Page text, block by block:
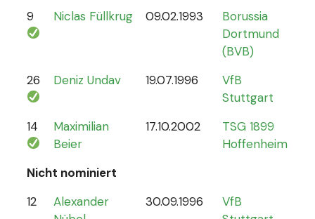
9 Niclas Füllkrug 09.02.1993
Borussia
Dortmund
(BVB)
26 Deniz Undav 19.07.1996
VfB
Stuttgart
14
Maximilian
Beier
17.10.2002
TSG 1899
Hoffenheim
Nicht nominiert
12
Alexander
30.09.1996
VfB